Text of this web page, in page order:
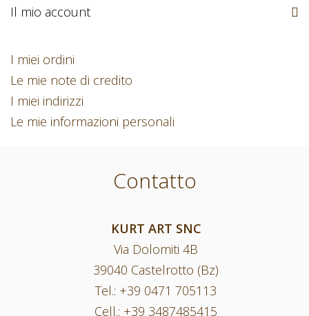
Il mio account
I miei ordini
Le mie note di credito
I miei indirizzi
Le mie informazioni personali
Contatto
KURT ART SNC
Via Dolomiti 4B
39040 Castelrotto (Bz)
Tel.: +39 0471 705113
Cell.: +39 3487485415